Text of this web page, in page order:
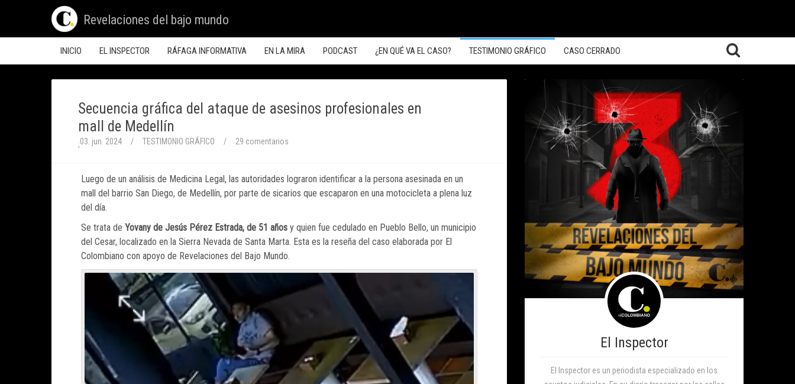
Revelaciones del bajo mundo
INICIO EL INSPECTOR RÁFAGA INFORMATIVA EN LA MIRA PODCAST ¿EN QUÉ VA EL CASO? TESTIMONIO GRÁFICO CASO CERRADO
Secuencia gráfica del ataque de asesinos profesionales en
mall de Medellín
;03. jun. 2024 / TESTIMONIO GRÁFICO / 29 comentarios
Luego de un análisis de Medicina Legal, las autoridades lograron identificar a la persona asesinada en un
mall del barrio San Diego, de Medellín, por parte de sicarios que escaparon en una motocicleta a plena luz
del día.
Se trata de Yovany de Jesús Pérez Estrada, de 51 años y quien fue cedulado en Pueblo Bello, un municipio
del Cesar, localizado en la Sierra Nevada de Santa Marta. Esta es la reseña del caso elaborada por El
Colombiano con apoyo de Revelaciones del Bajo Mundo.
El Inspector
El Inspector es un periodista especializado en los